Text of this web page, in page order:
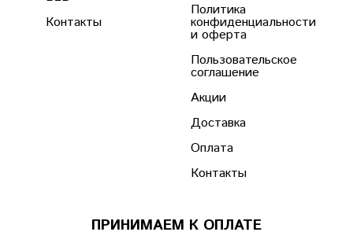
Контакты
Политика
конфиденциальности
и оферта
Пользовательское
соглашение
Акции
Доставка
Оплата
Контакты
ПРИНИМАЕМ К ОПЛАТЕ